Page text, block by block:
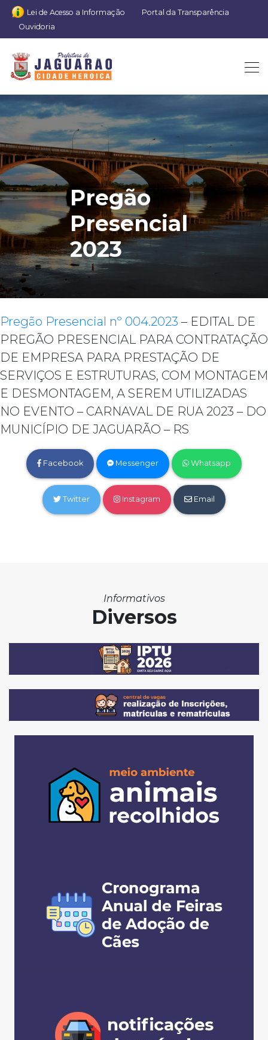
Lei de Acesso a Informação
Portal da Transparência
Ouvidoria
Pregão
Presencial
2023
Pregão Presencial nº 004.2023 – EDITAL DE
PREGÃO PRESENCIAL PARA CONTRATAÇÃO
DE EMPRESA PARA PRESTAÇÃO DE
SERVIÇOS E ESTRUTURAS, COM MONTAGEM
E DESMONTAGEM, A SEREM UTILIZADAS
NO EVENTO – CARNAVAL DE RUA 2023 – DO
MUNICÍPIO DE JAGUARÃO – RS
Facebook Messenger Whatsapp
Twitter Instagram Email
Informativos
Diversos